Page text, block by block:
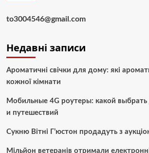
to3004546@gmail.com
Недавні записи
Ароматичні свічки для дому: які
кожної кімнати
Мобильные 4G роутеры: какой
и путешествий
Сукню Вітні Г’юстон продадуть з
Мільйон ветеранів отримали